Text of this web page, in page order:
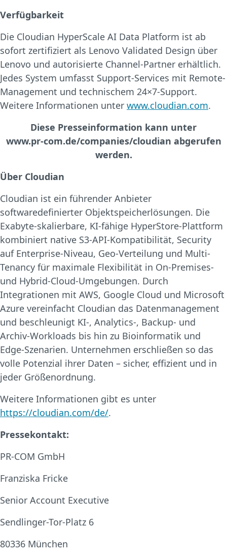
Verfügbarkeit
Die Cloudian HyperScale AI Data Platform ist ab
sofort zertifiziert als Lenovo Validated Design über
Lenovo und autorisierte Channel-Partner erhältlich.
Jedes System umfasst Support-Services mit Remote-
Management und technischem 24×7-Support.
Weitere Informationen unter www.cloudian.com.
Diese Presseinformation kann unter
www.pr-com.de/companies/cloudian abgerufen
werden.
Über Cloudian
Cloudian ist ein führender Anbieter
softwaredefinierter Objektspeicherlösungen. Die
Exabyte-skalierbare, KI-fähige HyperStore-Plattform
kombiniert native S3-API-Kompatibilität, Security
auf Enterprise-Niveau, Geo-Verteilung und Multi-
Tenancy für maximale Flexibilität in On-Premises-
und Hybrid-Cloud-Umgebungen. Durch
Integrationen mit AWS, Google Cloud und Microsoft
Azure vereinfacht Cloudian das Datenmanagement
und beschleunigt KI-, Analytics-, Backup- und
Archiv-Workloads bis hin zu Bioinformatik und
Edge-Szenarien. Unternehmen erschließen so das
volle Potenzial ihrer Daten – sicher, effizient und in
jeder Größenordnung.
Weitere Informationen gibt es unter
https://cloudian.com/de/.
Pressekontakt:
PR-COM GmbH
Franziska Fricke
Senior Account Executive
Sendlinger-Tor-Platz 6
80336 München